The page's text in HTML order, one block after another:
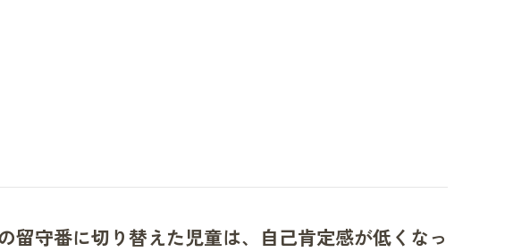
留守番に切り替えた児童は、自己肯定感が低くなっ